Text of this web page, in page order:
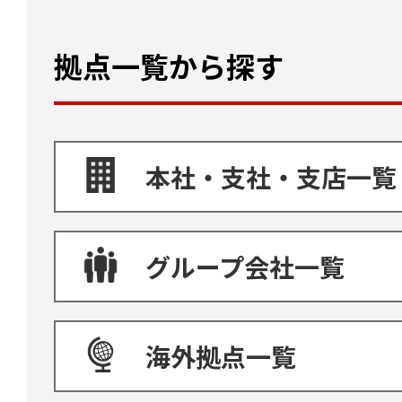
拠点一覧から探す
本社・支社・支店一覧
グループ会社一覧
海外拠点一覧